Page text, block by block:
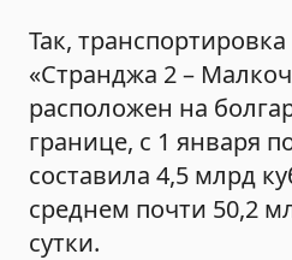
Так, транспортировка
«Странджа 2 –
расположен на
границе, с 1 января
составила 4,5 млрд
среднем почти 50,2
сутки.